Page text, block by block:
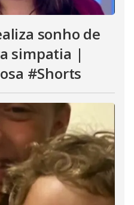
sonho de
simpatia |
#Shorts